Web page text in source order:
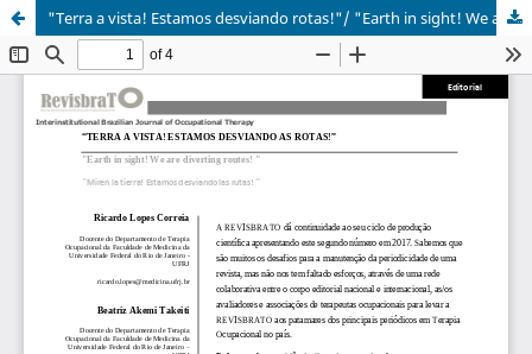
"Terra a vista! Estamos desviando rotas!"/ "Earth in sight! We are diverting routes! "